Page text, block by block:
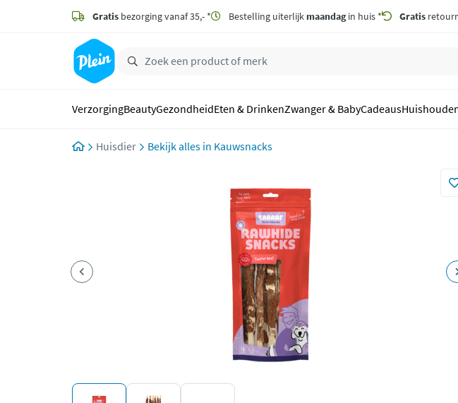
zoeken
hoofdinhoud
Gratis bezorging vanaf 35,- * Bestelling uiterlijk maandagin huis * Gratis
VerzorgingBeautyGezondheidEten & DrinkenZwanger & BabyCadeaus
Huisdier Kauwsnacks